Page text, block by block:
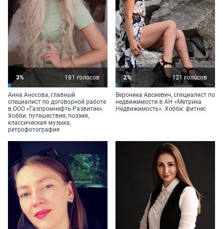
3% 181 голосов
Анна Аносова, главный
специалист по договорной работе
в ООО «Газпромнефть-Развитие».
Хобби: путешествия, поэзия,
классическая музыка,
ретрофотография
2% 121 голосов
Вероника Авсиевич, специалист по
недвижимости в АН «Метрика
Недвижимость». Хобби: фитнес